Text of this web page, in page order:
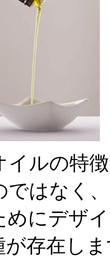
イルの特
ではなく
めにデザ
が存在し